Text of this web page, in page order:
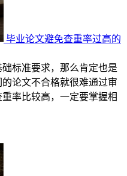
毕业论文避免查重率过高的
标准要求，那么肯定也是
论文不合格就很难通过审
率比较高，一定要掌握相